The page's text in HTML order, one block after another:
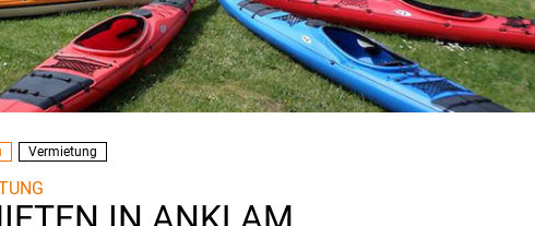
Vermietung